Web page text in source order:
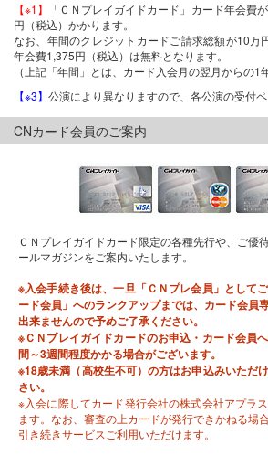
【※1】
「ＣＮプレイガイドカード」カード年会費
円（税込）かかります。
なお、年間のクレジットカードご請求総額が10万
年会費1,375円（税込）は無料となります。
（上記「年間」とは、カード入会月の翌月からの1
【※3】 公演により異なりますので、各公演の受付ペ
CNカード会員のご案内
ＣＮプレイガイドカード限定の各種先行や、ご優
ールマガジンをご案内いたします。
※入会手続き後は、一旦「ＣＮプレ会員」として
ード会員」へのランクアップまでは、カード会員
出来ませんので予めご了承ください。
※ＣＮプレイガイドカードのお申込・カード会員
間～3週間程度かかる場合がございます。
※18歳未満（高校生不可）の方はお申込みいただ
さい。
※入会に際してカード発行会社の株式会社アプラ
ます。なお、審査の上カードが発行できかねる場
引き続きサービスご利用いただけます。